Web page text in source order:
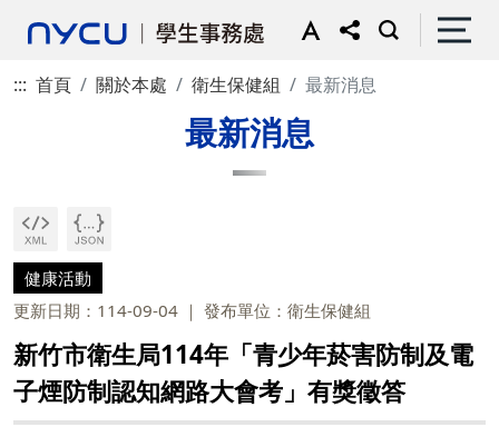
::: 首頁 關於本處 衛生保健組 最新消息
最新消息
健康活動
更新日期：114-09-04
發布單位：衛生保健組
新竹市衛生局114年「青少年菸害防制及電
子煙防制認知網路大會考」有獎徵答